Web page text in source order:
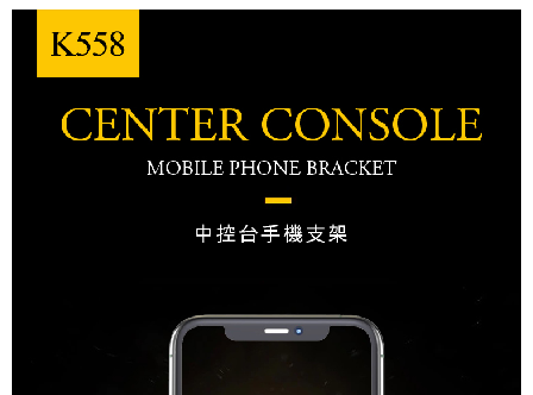
付款後全家取貨
每筆NT$65，滿NT$690(含以上)免運費
每筆NT$65，滿NT$690(含以上)免運費
每筆NT$65，滿NT$690(含以上)免運費